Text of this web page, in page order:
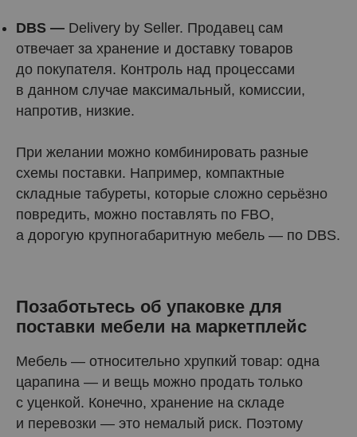
DBS — Delivery by Seller. Продавец сам
отвечает за хранение и доставку товаров
до покупателя. Контроль над процессами
в данном случае максимальный, комиссии,
напротив, низкие.
При желании можно комбинировать разные
схемы поставки. Например, компактные
складные табуреты, которые сложно серьёзно
повредить, можно поставлять по FBO,
а дорогую крупногабаритную мебель — по DBS.
Позаботьтесь об упаковке для
поставки мебели на маркетплейс
Мебель — относительно хрупкий товар: одна
царапина — и вещь можно продать только
с уценкой. Конечно, хранение на складе
и перевозки — это немалый риск. Поэтому